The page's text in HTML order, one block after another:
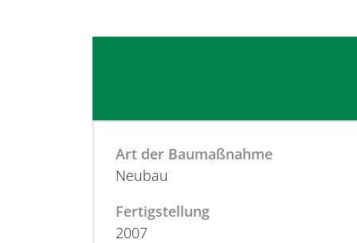
Art der Baumaßnahme
Neubau
Fertigstellung
2007